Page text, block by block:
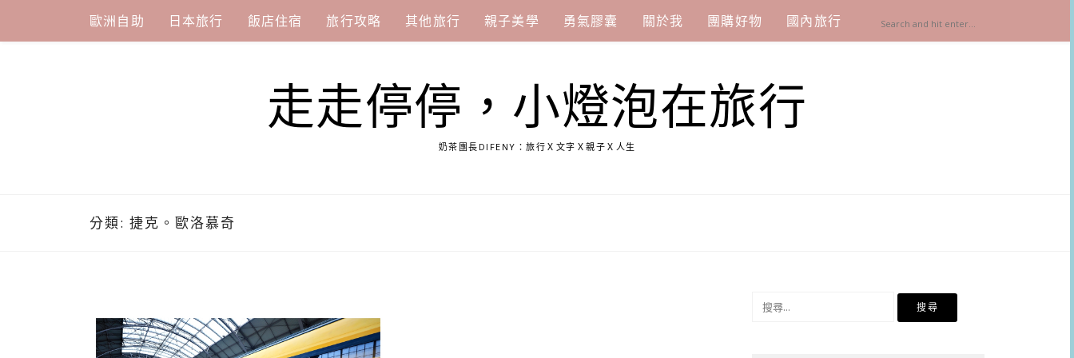
content
歐洲自助 日本旅行 飯店住宿 旅行攻略 其他旅行 親子美學 勇氣膠囊 關於我 團購好物 國內旅行
走走停停，小燈泡在旅行
奶茶團長DIFENY：旅行Ｘ文字Ｘ親子Ｘ人生
分類: 捷克。歐洛慕奇